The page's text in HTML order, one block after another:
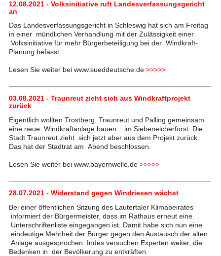
12.08.2021 - Volksinitiative ruft Landesverfassungsgericht
an
Das Landesverfassungsgericht in Schleswig hat sich am Freitag
in einer mündlichen Verhandlung mit der Zulässigkeit einer
Volksinitiative für mehr Bürgerbeteiligung bei der Windkraft-
Planung befasst.
Lesen Sie weiter bei www.sueddeutsche.de >>>>>
03.08.2021 - Traunreut zieht sich aus Windkraftprojekt
zurück
Eigentlich wollten Trostberg, Traunreut und Palling gemeinsam
eine neue Windkraftanlage bauen − im Siebeneicherforst. Die
Stadt Traunreut zieht sich jetzt aber aus dem Projekt zurück.
Das hat der Stadtrat am Abend beschlossen.
Lesen Sie weiter bei www.bayernwelle.de >>>>>
28.07.2021 - Widerstand gegen Windriesen wächst
Bei einer öffentlichen Sitzung des Lautertaler Klimabeirates
informiert der Bürgermeister, dass im Rathaus erneut eine
Unterschriftenliste eingegangen ist. Damit habe sich nun eine
eindeutige Mehrheit der Bürger gegen den Austausch der alten
Anlage ausgesprochen. Indes versuchen Experten weiter, die
Bedenken in der Bevölkerung zu entkräften.